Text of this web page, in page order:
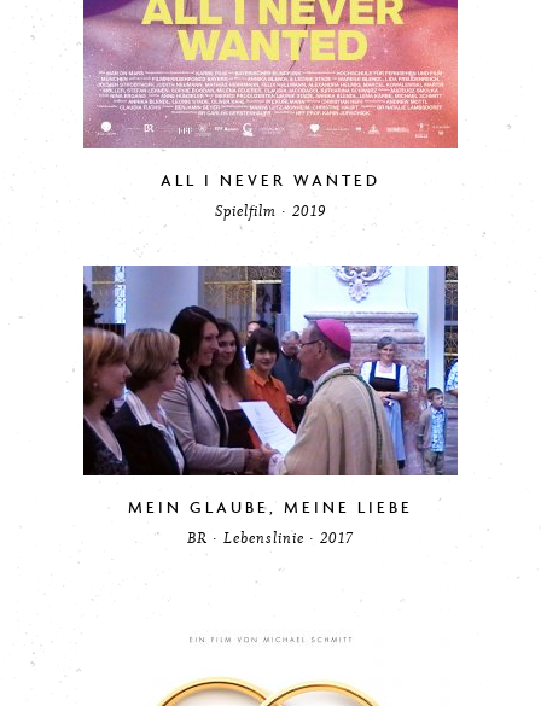
ALL I NEVER WANTED
Spielfilm · 2019
MEIN GLAUBE, MEINE LIEBE
BR · Lebenslinie · 2017